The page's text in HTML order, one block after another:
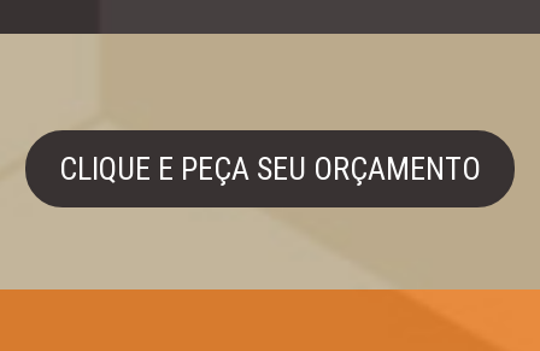
CLIQUE E PEÇA SEU ORÇAMENTO